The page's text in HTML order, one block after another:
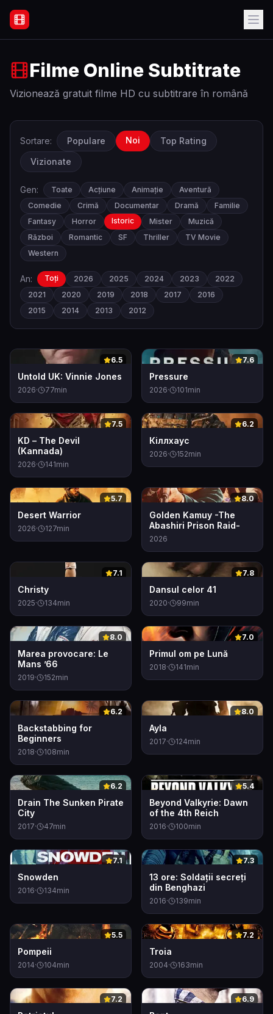
Filme Online Subtitrate - Acasă
Filme Online Subtitrate
Vizionează gratuit filme HD cu subtitrare în română
Sortare: Populare Noi
Top Rating
Vizionate
Gen: Toate Acțiune Animație
Aventură
Comedie
Crimă Documentar Dramă
Familie
Fantasy
Horror Istoric Mister
Muzică
Război
Romantic SF Thriller
TV Movie
Western
An: Toți 2026 2025 2024 2023
2022
2021
2020 2019 2018 2017
2016
2015
2014 2013 2012
6.5
Untold UK: Vinnie Jones
2026· 77min
0 7.6
Pressure
2026· 101min
0 7.5
KD – The Devil
(Kannada)
2026· 141min
0 6.2
Кіллхаус
2026· 152min
0 5.7
Desert Warrior
2026· 127min
0 8.0
Golden Kamuy -The
Abashiri Prison Raid-
2026
7.1
Christy
2025· 134min
0 7.8
Dansul celor 41
2020· 99min
0 8.0
Marea provocare: Le
Mans ’66
2019· 152min
0 7.0
Primul om pe Lună
2018· 141min
0 6.2
Backstabbing for
Beginners
2018· 108min
0 8.0
Ayla
2017· 124min
0 6.2
Drain The Sunken Pirate
City
2017· 47min
0 5.4
Beyond Valkyrie: Dawn
of the 4th Reich
2016· 100min
0 7.1
Snowden
2016· 134min
0 7.3
13 ore: Soldații secreți
din Benghazi
2016· 139min
0 5.5
Pompeii
2014· 104min
0 7.2
Troia
2004· 163min
0 7.2 0 6.9